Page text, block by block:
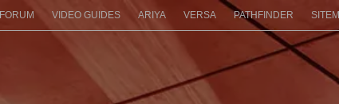
FORUM VIDEO GUIDES ARIYA VERSA PATHFINDER